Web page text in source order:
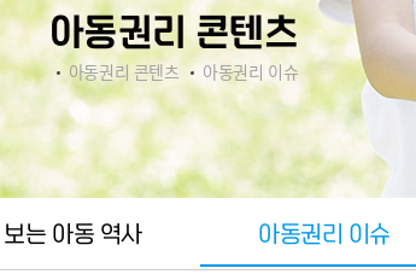
소
장
안
아동권리 콘텐츠
아동권리 콘텐츠 아동권리 이슈
는 아동 역사 아동권리 이슈